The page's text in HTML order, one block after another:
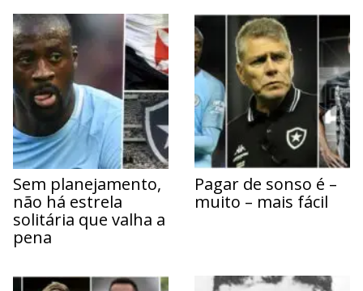
Sem planejamento,
não há estrela
solitária que valha a
pena
Pagar de sonso é –
muito – mais fácil